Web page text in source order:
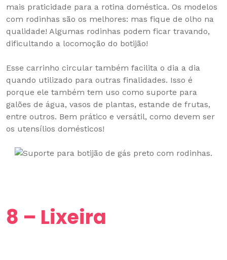
mais praticidade para a rotina doméstica. Os modelos
com rodinhas são os melhores: mas fique de olho na
qualidade! Algumas rodinhas podem ficar travando,
dificultando a locomoção do botijão!
Esse carrinho circular também facilita o dia a dia
quando utilizado para outras finalidades. Isso é
porque ele também tem uso como suporte para
galões de água, vasos de plantas, estande de frutas,
entre outros. Bem prático e versátil, como devem ser
os utensílios domésticos!
8 – Lixeira